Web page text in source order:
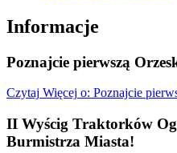
Informacje
Poznajcie pierwszą
Czytaj Więcej o: Poznajcie
II Wyścig Traktorków
Burmistrza Miasta!